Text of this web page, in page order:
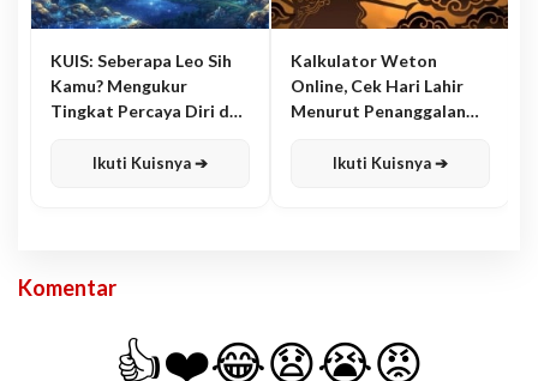
KUIS: Seberapa Leo Sih
Kamu? Mengukur
Tingkat Percaya Diri dan
Ikuti Kuisnya ➔
Kalkulator Weton
Online, Cek Hari Lahir
Menurut Penanggalan
Ikuti Kuisnya ➔
Komentar
👍❤️😂😧😭😡